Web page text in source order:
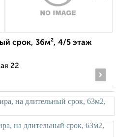
срок, 36м², 4/5 этаж
22
›